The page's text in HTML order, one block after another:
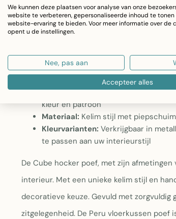
handgeweven kelim stijl en unieke Peru-
Het piepschuimvulling zorgt voor een
Afmetingen:55 x 55 cm (lengte x
verschillende ruimtes
Handgemaakte afwerking:Met de
kleur en patroon
Materiaal: Kelim stijl met
Kleurvarianten: Verkrijgbaar in
te passen aan uw interieurstijl
De Cube hocker poef, met zijn
interieur. Met een unieke kelim stijl en
decoratieve keuze. Gevuld met
zitgelegenheid. De Peru vloerkussen poef
We kunnen deze plaatsen voor analyse van onze
website te verbeteren, gepersonaliseerde inhoud te
website-ervaring te bieden. Voor meer informatie over de
opent u de instellingen.
Nee, pas aan
Accepteer alles